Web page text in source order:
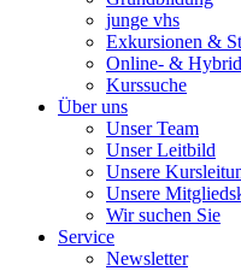
junge vhs
Exkursionen &
Online- &
Kurssuche
Über uns
Unser Team
Unser Leitbild
Unsere
Unsere
Wir suchen Sie
Service
Newsletter